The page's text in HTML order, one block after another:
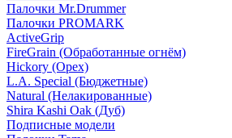
Палочки Mr.Drummer
Палочки PROMARK
ActiveGrip
FireGrain (Обработанные огнём)
Hickory (Орех)
L.A. Special (Бюджетные)
Natural (Нелакированные)
Shira Kashi Oak (Дуб)
Подписные модели